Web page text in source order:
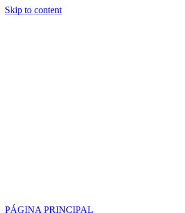
Skip to content
PÁGINA PRINCIPAL